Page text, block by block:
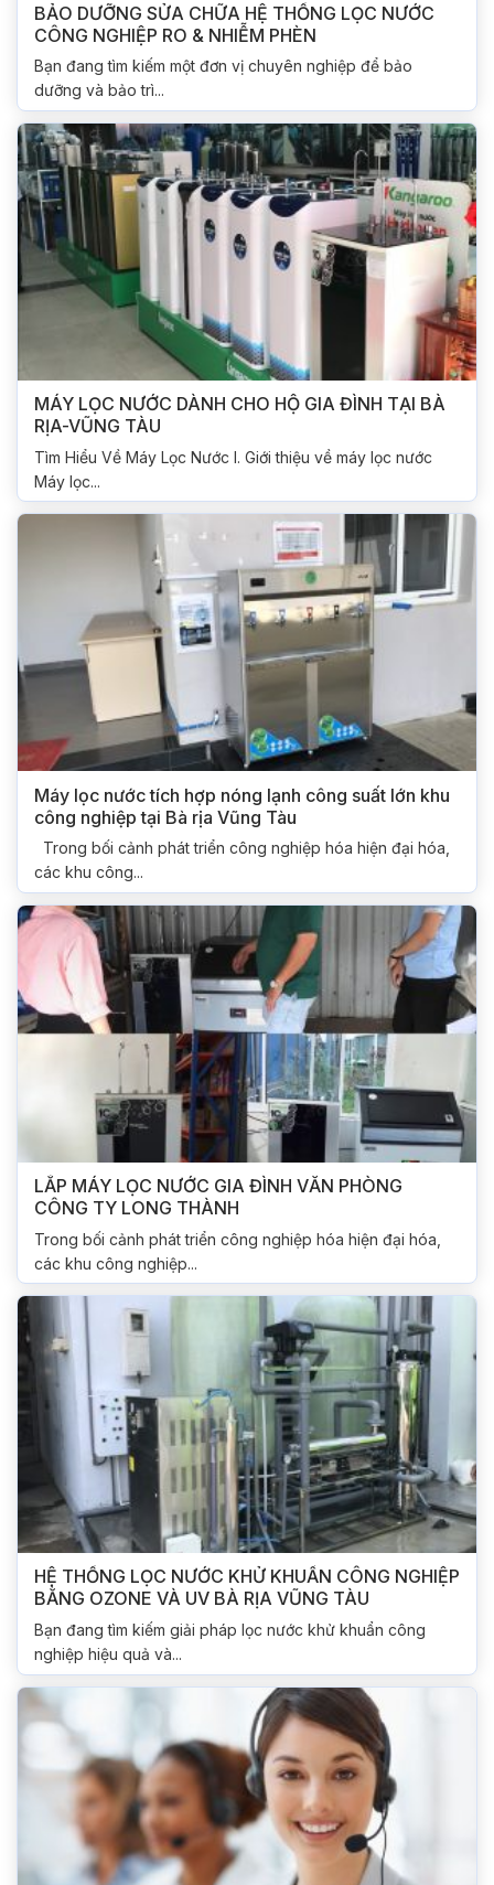
BẢO DƯỠNG SỬA CHỮA HỆ THỐNG LỌC NƯỚC
CÔNG NGHIỆP RO & NHIỄM PHÈN
Bạn đang tìm kiếm một đơn vị chuyên nghiệp để bảo
dưỡng và bảo trì...
MÁY LỌC NƯỚC DÀNH CHO HỘ GIA ĐÌNH TẠI BÀ
RỊA-VŨNG TÀU
Tìm Hiểu Về Máy Lọc Nước I. Giới thiệu về máy lọc nước
Máy lọc...
Máy lọc nước tích hợp nóng lạnh công suất lớn khu
công nghiệp tại Bà rịa Vũng Tàu
Trong bối cảnh phát triển công nghiệp hóa hiện đại hóa,
các khu công...
LẮP MÁY LỌC NƯỚC GIA ĐÌNH VĂN PHÒNG
CÔNG TY LONG THÀNH
Trong bối cảnh phát triển công nghiệp hóa hiện đại hóa,
các khu công nghiệp...
HỆ THỐNG LỌC NƯỚC KHỬ KHUẨN CÔNG NGHIỆP
BẰNG OZONE VÀ UV BÀ RỊA VŨNG TÀU
Bạn đang tìm kiếm giải pháp lọc nước khử khuẩn công
nghiệp hiệu quả và...